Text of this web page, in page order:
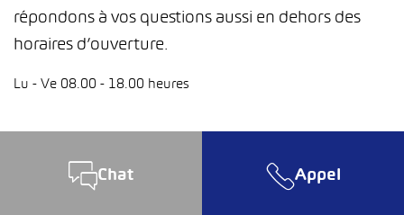
répondons à vos questions aussi en dehors des
horaires d’ouverture.
Lu - Ve 08.00 - 18.00 heures
Chat Appel